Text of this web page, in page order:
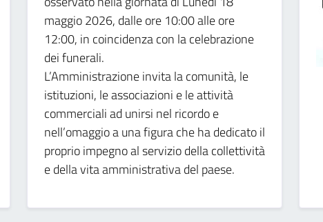
maggio 2026, dalle ore 10:00 alle ore
12:00, in coincidenza con la celebrazione
dei funerali.
L’Amministrazione invita la comunità, le
istituzioni, le associazioni e le attività
commerciali ad unirsi nel ricordo e
nell’omaggio a una figura che ha dedicato il
proprio impegno al servizio della collettività
e della vita amministrativa del paese.